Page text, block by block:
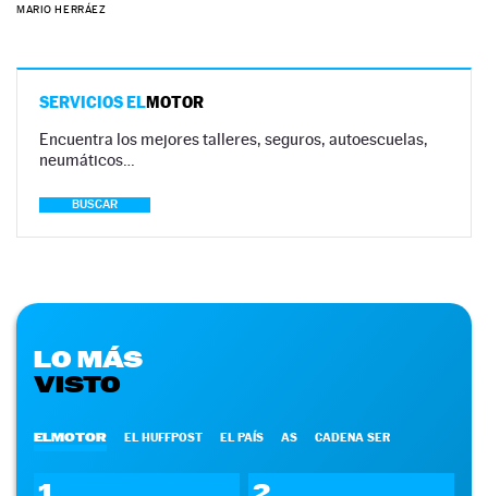
MARIO HERRÁEZ
SERVICIOS ELMOTOR
Encuentra los mejores talleres, seguros, autoescuelas,
neumáticos…
BUSCAR
LO MÁS
VISTO
ELMOTOR EL HUFFPOST EL PAÍS AS CADENA SER